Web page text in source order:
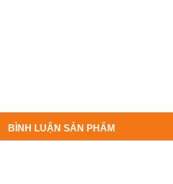
BÌNH LUẬN SẢN PHẨM